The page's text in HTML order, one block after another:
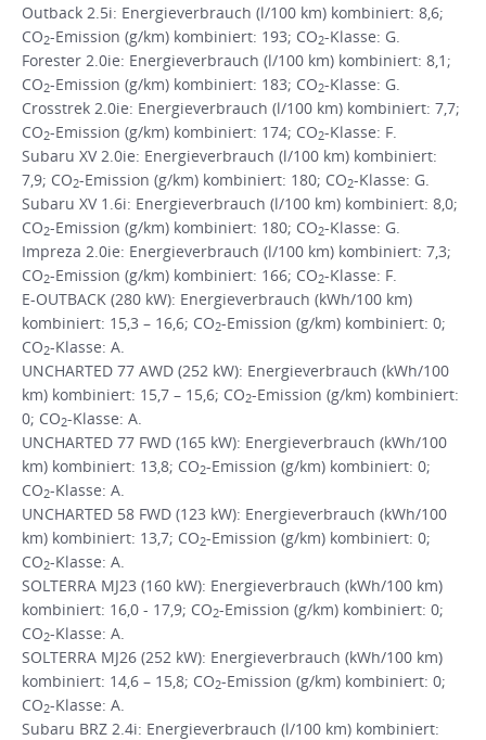
Outback 2.5i: Energieverbrauch (l/100 km) kombiniert: 8,6;
CO2-Emission (g/km) kombiniert: 193; CO2-Klasse: G.
Forester 2.0ie: Energieverbrauch (l/100 km) kombiniert: 8,1;
CO2-Emission (g/km) kombiniert: 183; CO2-Klasse: G.
Crosstrek 2.0ie: Energieverbrauch (l/100 km) kombiniert: 7,7;
CO2-Emission (g/km) kombiniert: 174; CO2-Klasse: F.
Subaru XV 2.0ie: Energieverbrauch (l/100 km) kombiniert:
7,9; CO2-Emission (g/km) kombiniert: 180; CO2-Klasse: G.
Subaru XV 1.6i: Energieverbrauch (l/100 km) kombiniert: 8,0;
CO2-Emission (g/km) kombiniert: 180; CO2-Klasse: G.
Impreza 2.0ie: Energieverbrauch (l/100 km) kombiniert: 7,3;
CO2-Emission (g/km) kombiniert: 166; CO2-Klasse: F.
E-OUTBACK (280 kW): Energieverbrauch (kWh/100 km)
kombiniert: 15,3 – 16,6; CO2-Emission (g/km) kombiniert: 0;
CO2-Klasse: A.
UNCHARTED 77 AWD (252 kW): Energieverbrauch (kWh/100
km) kombiniert: 15,7 – 15,6; CO2-Emission (g/km) kombiniert:
0; CO2-Klasse: A.
UNCHARTED 77 FWD (165 kW): Energieverbrauch (kWh/100
km) kombiniert: 13,8; CO2-Emission (g/km) kombiniert: 0;
CO2-Klasse: A.
UNCHARTED 58 FWD (123 kW): Energieverbrauch (kWh/100
km) kombiniert: 13,7; CO2-Emission (g/km) kombiniert: 0;
CO2-Klasse: A.
SOLTERRA MJ23 (160 kW): Energieverbrauch (kWh/100 km)
kombiniert: 16,0 - 17,9; CO2-Emission (g/km) kombiniert: 0;
CO2-Klasse: A.
SOLTERRA MJ26 (252 kW): Energieverbrauch (kWh/100 km)
kombiniert: 14,6 – 15,8; CO2-Emission (g/km) kombiniert: 0;
CO2-Klasse: A.
Subaru BRZ 2.4i: Energieverbrauch (l/100 km) kombiniert: